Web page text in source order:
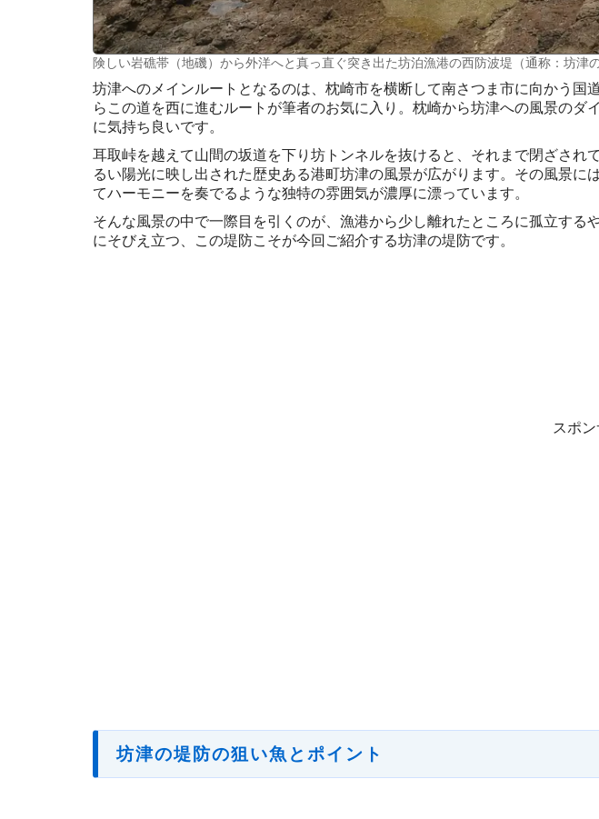
険しい岩礁帯（地磯）から外洋へと真っ直ぐ突き出た坊泊漁港の西防波堤（通称：坊
坊津へのメインルートとなるのは、枕崎市を横断して南さつま市に向かう国
らこの道を西に進むルートが筆者のお気に入り。枕崎から坊津への風景のダ
に気持ち良いです。
耳取峠を越えて山間の坂道を下り坊トンネルを抜けると、それまで閉ざされ
るい陽光に映し出された歴史ある港町坊津の風景が広がります。その風景に
てハーモニーを奏でるような独特の雰囲気が濃厚に漂っています。
そんな風景の中で一際目を引くのが、漁港から少し離れたところに孤立する
にそびえ立つ、この堤防こそが今回ご紹介する坊津の堤防です。
スポ
坊津の堤防の狙い魚とポイント